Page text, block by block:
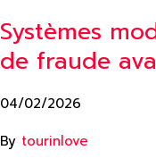
Systèmes
de fraude
04/02/2026
By tourinlove